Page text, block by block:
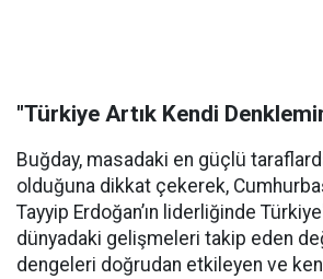
"Türkiye Artık Kendi
Buğday, masadaki en güçlü
olduğuna dikkat çekerek,
Tayyip Erdoğan’ın liderliğinde
dünyadaki gelişmeleri takip eden
dengeleri doğrudan etkileyen ve